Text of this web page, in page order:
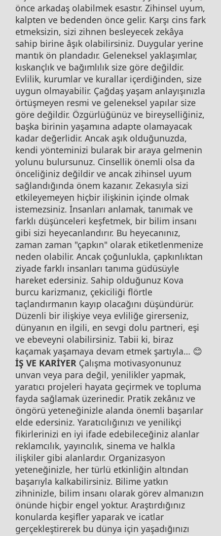
önce arkadaş olabilmek esastır. Zihinsel uyum,
kalpten ve bedenden önce gelir. Karşı cins fark
etmeksizin, sizi zihnen besleyecek zekâya
sahip birine âşık olabilirsiniz. Duygular yerine
mantık ön plandadır. Geleneksel yaklaşımlar,
kıskançlık ve bağımlılık size göre değildir.
Evlilik, kurumlar ve kurallar içerdiğinden, size
uygun olmayabilir. Çağdaş yaşam anlayışınızla
örtüşmeyen resmi ve geleneksel yapılar size
göre değildir. Özgürlüğünüz ve bireyselliğiniz,
başka birinin yaşamına adapte olamayacak
kadar değerlidir. Ancak aşık olduğunuzda,
kendi yönteminizi bularak bir araya gelmenin
yolunu bulursunuz. Cinsellik önemli olsa da
önceliğiniz değildir ve ancak zihinsel uyum
sağlandığında önem kazanır. Zekasıyla sizi
etkileyemeyen hiçbir ilişkinin içinde olmak
istemezsiniz. İnsanları anlamak, tanımak ve
farklı düşünceleri keşfetmek, bir bilim insanı
gibi sizi heyecanlandırır. Bu heyecanınız,
zaman zaman "çapkın" olarak etiketlenmenize
neden olabilir. Ancak çoğunlukla, çapkınlıktan
ziyade farklı insanları tanıma güdüsüyle
hareket edersiniz. Sahip olduğunuz Kova
burcu karizmanız, çekiciliği flörtle
taçlandırmanın kayıp olacağını düşündürür.
Düzenli bir ilişkiye veya evliliğe girerseniz,
dünyanın en ilgili, en sevgi dolu partneri, eşi
ve ebeveyni olabilirsiniz. Tabii ki, biraz
kaçamak yaşamaya devam etmek şartıyla… 😊
İŞ VE KARİYER Çalışma motivasyonunuz
unvan veya para değil, yenilikler yapmak,
yaratıcı projeleri hayata geçirmek ve topluma
fayda sağlamak üzerinedir. Pratik zekânız ve
öngörü yeteneğinizle alanda önemli başarılar
elde edersiniz. Yaratıcılığınızı ve yenilikçi
fikirlerinizi en iyi ifade edebileceğiniz alanlar
reklamcılık, yayıncılık, sinema ve halkla
ilişkiler gibi alanlardır. Organizasyon
yeteneğinizle, her türlü etkinliğin altından
başarıyla kalkabilirsiniz. Bilime yatkın
zihninizle, bilim insanı olarak görev almanızın
önünde hiçbir engel yoktur. Araştırdığınız
konularda keşifler yaparak ve icatlar
gerçekleştirerek bu dünya için yaşadığınızı